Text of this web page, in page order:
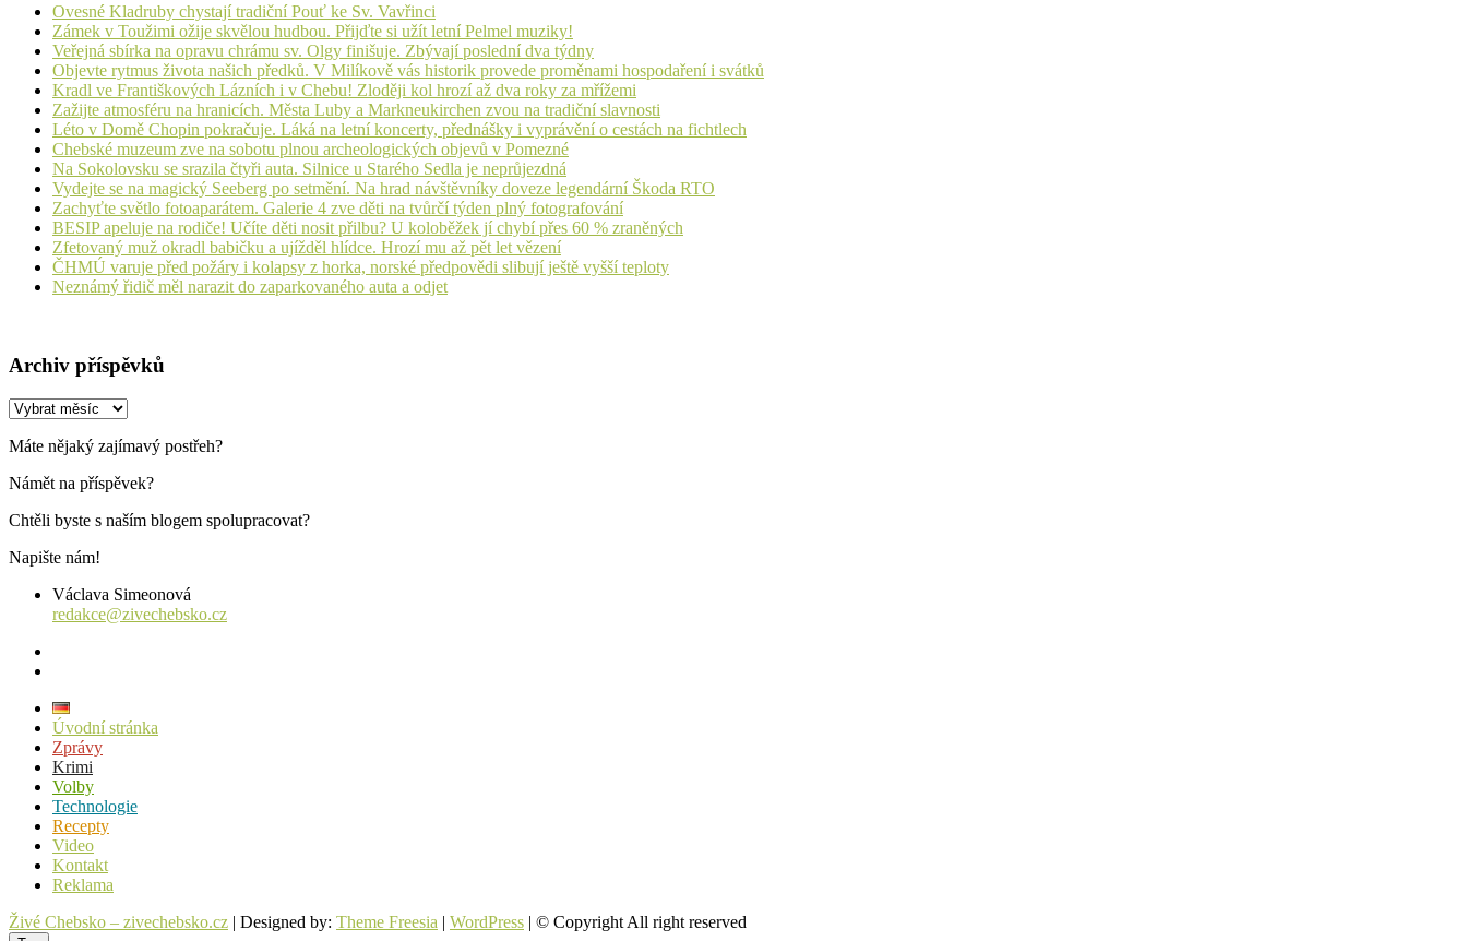
Ovesné Kladruby chystají tradiční Pouť ke Sv. Vavřinci
Zámek v Toužimi ožije skvělou hudbou. Přijďte si užít letní Pelmel muziky!
Veřejná sbírka na opravu chrámu sv. Olgy finišuje. Zbývají poslední dva týdny
Objevte rytmus života našich předků. V Milíkově vás historik provede proměnami hospodaření i svátků
Kradl ve Františkových Lázních i v Chebu! Zloději kol hrozí až dva roky za mřížemi
Zažijte atmosféru na hranicích. Města Luby a Markneukirchen zvou na tradiční slavnosti
Léto v Domě Chopin pokračuje. Láká na letní koncerty, přednášky i vyprávění o cestách na fichtlech
Chebské muzeum zve na sobotu plnou archeologických objevů v Pomezné
Na Sokolovsku se srazila čtyři auta. Silnice u Starého Sedla je neprůjezdná
Vydejte se na magický Seeberg po setmění. Na hrad návštěvníky doveze legendární Škoda RTO
Zachyťte světlo fotoaparátem. Galerie 4 zve děti na tvůrčí týden plný fotografování
BESIP apeluje na rodiče! Učíte děti nosit přilbu? U koloběžek jí chybí přes 60 % zraněných
Zfetovaný muž okradl babičku a ujížděl hlídce. Hrozí mu až pět let vězení
ČHMÚ varuje před požáry i kolapsy z horka, norské předpovědi slibují ještě vyšší teploty
Neznámý řidič měl narazit do zaparkovaného auta a odjet
Archiv příspěvků
Archiv
Máte nějaký zajímavý postřeh?
Námět na příspěvek?
Chtěli byste s naším blogem spolupracovat?
Napište nám!
Václava Simeonová
redakce@zivechebsko.cz
Úvodní stránka
Zprávy
Krimi
Volby
Technologie
Recepty
Video
Kontakt
Reklama
Živé Chebsko – zivechebsko.cz | Designed by: Theme Freesia | WordPress | © Copyright All right reserved